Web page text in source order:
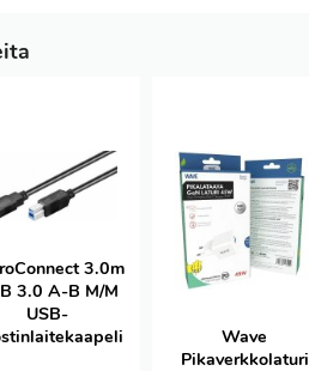
3.0m
3.0 A-B M/M
USB-
Wave
Pikaverkkolaturi